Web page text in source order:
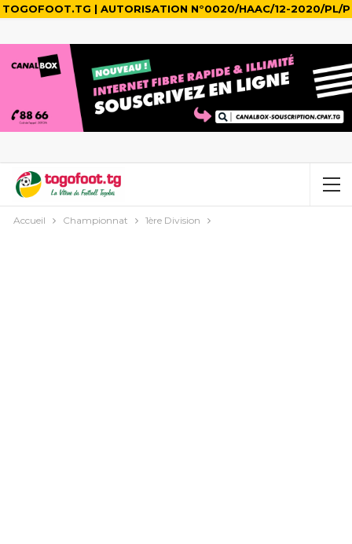
TOGOFOOT.TG | AUTORISATION N°0020/HAAC/12-2020/PL/P
Accueil Championnat 1ère Division